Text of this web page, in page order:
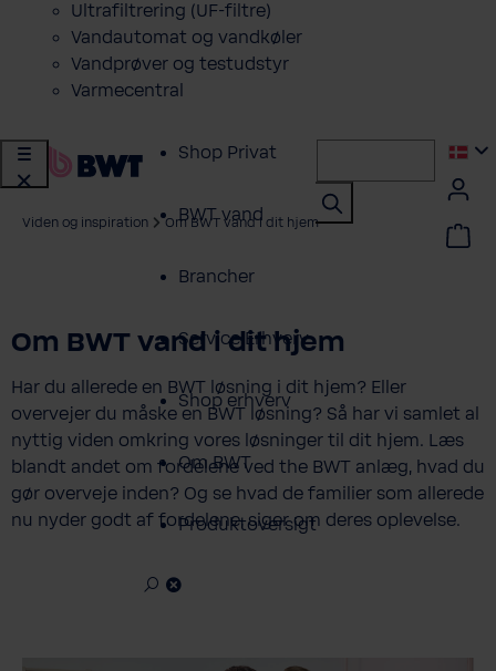
Ultrafiltrering (UF-filtre)
Vandautomat og vandkøler
Vandprøver og testudstyr
Varmecentral
Shop Privat
BWT vand
Brancher
Service Erhverv
Shop erhverv
Om BWT
Produktoversigt
Viden og inspiration Om BWT vand i dit hjem
Om BWT vand i dit hjem
Har du allerede en BWT løsning i dit hjem? Eller
overvejer du måske en BWT løsning? Så har vi samlet al
nyttig viden omkring vores løsninger til dit hjem. Læs
blandt andet om fordelene ved the BWT anlæg, hvad du
gør overveje inden? Og se hvad de familier som allerede
nu nyder godt af fordelene, siger om deres oplevelse.